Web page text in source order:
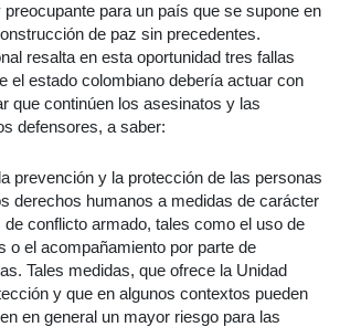
para un país que se supone en
de paz sin precedentes.
resalta en esta oportunidad tres fallas
el estado colombiano debería actuar con
que continúen los asesinatos y las
defensores, a saber:
prevención y la protección de las personas
derechos humanos a medidas de carácter
de conflicto armado, tales como el uso de
o el acompañamiento por parte de
Tales medidas, que ofrece la Unidad
y que en algunos contextos pueden
en general un mayor riesgo para las